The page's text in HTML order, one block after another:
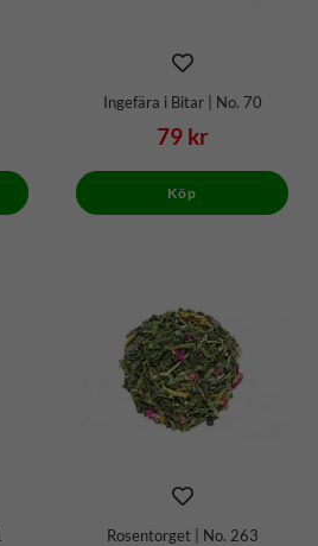
Ingefära i Bitar | No. 70
79 kr
Köp
Rosentorget | No. 263